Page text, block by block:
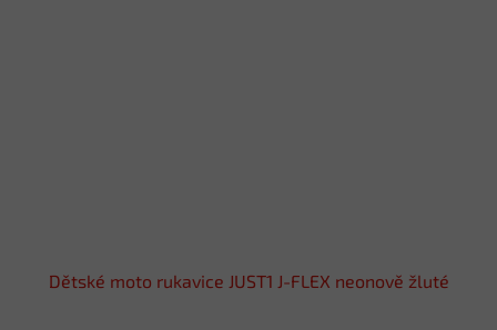
Dětské moto rukavice JUST1 J-FLEX neonově žluté